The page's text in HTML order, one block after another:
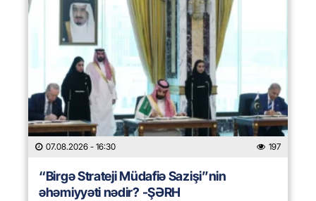
07.08.2026 - 16:30 197
“Birgə Strateji Müdafiə Sazişi”nin
əhəmiyyəti nədir? -ŞƏRH